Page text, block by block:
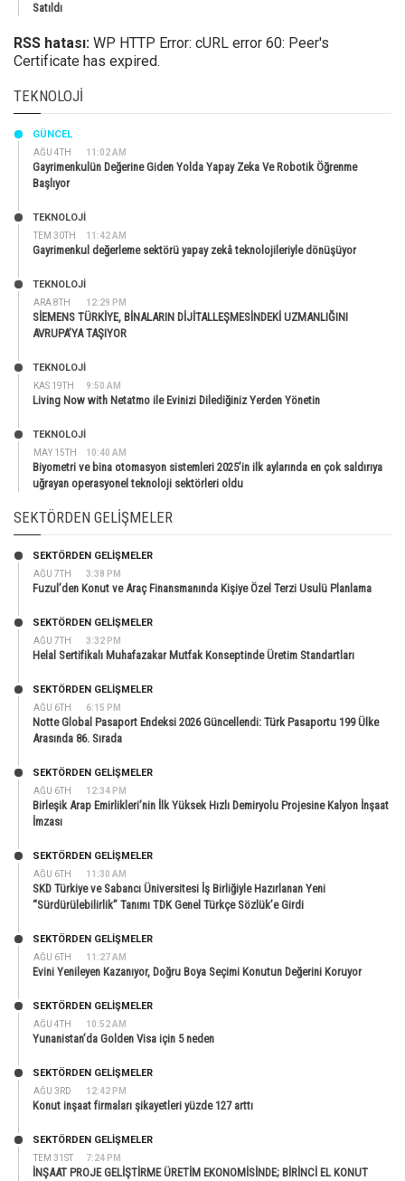
Satıldı
RSS hatası: WP HTTP Error: cURL error 60: Peer's
Certificate has expired.
TEKNOLOJI
AĞU 4TH 11:02 AM
GÜNCEL
Gayrimenkulün Değerine Giden Yolda Yapay Zeka Ve Robotik Öğrenme
Başlıyor
TEM 30TH 11:42 AM
TEKNOLOJİ
Gayrimenkul değerleme sektörü yapay zekâ teknolojileriyle dönüşüyor
ARA 8TH 12:29 PM
TEKNOLOJİ
SİEMENS TÜRKİYE, BİNALARIN DİJİTALLEŞMESİNDEKİ UZMANLIĞINI
AVRUPA’YA TAŞIYOR
KAS 19TH 9:50 AM
TEKNOLOJİ
Living Now with Netatmo ile Evinizi Dilediğiniz Yerden Yönetin
MAY 15TH 10:40 AM
TEKNOLOJİ
Biyometri ve bina otomasyon sistemleri 2025’in ilk aylarında en çok saldırıya
uğrayan operasyonel teknoloji sektörleri oldu
SEKTÖRDEN GELIŞMELER
AĞU 7TH 3:38 PM
SEKTÖRDEN GELIŞMELER
Fuzul’den Konut ve Araç Finansmanında Kişiye Özel Terzi Usulü Planlama
AĞU 7TH 3:32 PM
SEKTÖRDEN GELIŞMELER
Helal Sertifikalı Muhafazakar Mutfak Konseptinde Üretim Standartları
AĞU 6TH 6:15 PM
SEKTÖRDEN GELIŞMELER
Notte Global Pasaport Endeksi 2026 Güncellendi: Türk Pasaportu 199 Ülke
Arasında 86. Sırada
AĞU 6TH 12:34 PM
SEKTÖRDEN GELIŞMELER
Birleşik Arap Emirlikleri’nin İlk Yüksek Hızlı Demiryolu Projesine Kalyon İnşaat
İmzası
AĞU 6TH 11:30 AM
SEKTÖRDEN GELIŞMELER
SKD Türkiye ve Sabancı Üniversitesi İş Birliğiyle Hazırlanan Yeni
“Sürdürülebilirlik” Tanımı TDK Genel Türkçe Sözlük’e Girdi
AĞU 6TH 11:27 AM
SEKTÖRDEN GELIŞMELER
Evini Yenileyen Kazanıyor, Doğru Boya Seçimi Konutun Değerini Koruyor
AĞU 4TH 10:52 AM
SEKTÖRDEN GELIŞMELER
Yunanistan’da Golden Visa için 5 neden
AĞU 3RD 12:42 PM
SEKTÖRDEN GELIŞMELER
Konut inşaat firmaları şikayetleri yüzde 127 arttı
TEM 31ST 7:24 PM
SEKTÖRDEN GELIŞMELER
İNŞAAT PROJE GELİŞTİRME ÜRETİM EKONOMİSİNDE; BİRİNCİ EL KONUT